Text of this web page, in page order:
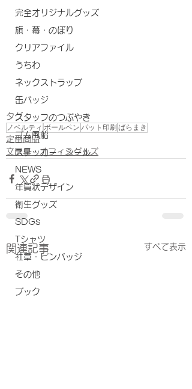
完全オリジナルグッズ
旗・幕・のぼり
クリアファイル
うちわ
ネックストラップ
缶バッジ
スタッフのつぶやき
ゴム風船
ステッカー・シール
NEWS
年賀状デザイン
衛生グッズ
SDGs
Tシャツ
社章・ピンバッジ
その他
ブック
タグ：
ノベルティ ボールペン パット印刷 ばらまき
定番商品
文房具・オフィスグッズ
関連記事 すべて表示